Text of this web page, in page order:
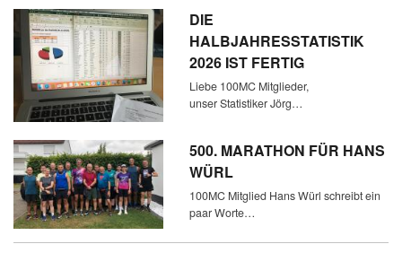
DIE
HALBJAHRESSTATISTIK
2026 IST FERTIG
Liebe 100MC Mitglieder,
unser Statistiker Jörg…
500. MARATHON FÜR HANS
WÜRL
100MC Mitglied Hans Würl schreibt ein
paar Worte…